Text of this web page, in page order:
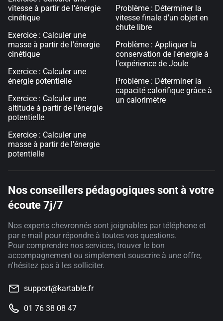
vitesse à partir de l'énergie
cinétique
Exercice : Calculer une
masse à partir de l'énergie
cinétique
Exercice : Calculer une
énergie potentielle
Exercice : Calculer une
altitude à partir de l'énergie
potentielle
Exercice : Calculer une
masse à partir de l'énergie
potentielle
Problème : Déterminer la
vitesse finale d'un objet en
chute libre
Problème : Appliquer la
conservation de l'énergie à
l'expérience de Joule
Problème : Déterminer la
capacité calorifique grâce à
un calorimètre
Nos conseillers pédagogiques sont à votre
écoute 7j/7
Nos experts chevronnés sont joignables par téléphone et
par e-mail pour répondre à toutes vos questions.
Pour comprendre nos services, trouver le bon
accompagnement ou simplement souscrire à une offre,
n'hésitez pas à les solliciter.
support@kartable.fr
01 76 38 08 47